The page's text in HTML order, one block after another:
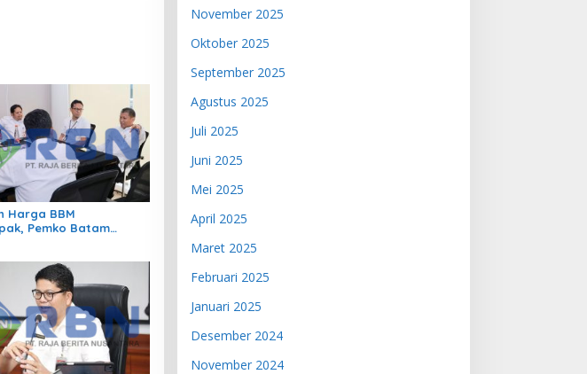
Harga BBM
Pemko Batam
November 2025
Oktober 2025
September 2025
Agustus 2025
Juli 2025
Juni 2025
Mei 2025
April 2025
Maret 2025
Februari 2025
Januari 2025
Desember 2024
November 2024